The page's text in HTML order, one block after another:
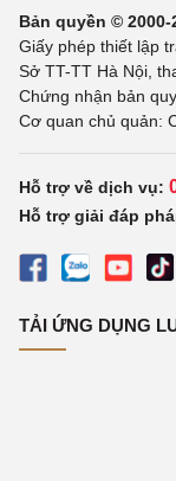
Bản quyền ©
Giấy phép thiết lập
Sở TT-TT Hà Nội,
Chứng nhận bản
Cơ quan chủ quản:
Hỗ trợ về dịch vụ:
Hỗ trợ giải đáp
TẢI ỨNG DỤNG